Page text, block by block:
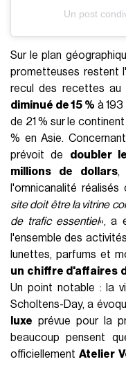
Un post
Sur le plan
prometteuses restent
recul des recettes au
diminué de 15 % à
de 21 % sur le continent
% en Asie.
prévoit de doubler
millions de dollars,
l'omnicanalité
site doit être la vitrine
de trafic essentiel», a
l'ensemble des
lunettes, parfums et
un chiffre d'affaires
Un point notable : la
Scholtens-Day, a
luxe prévue pour la
beaucoup pensent
officiellementAtelier